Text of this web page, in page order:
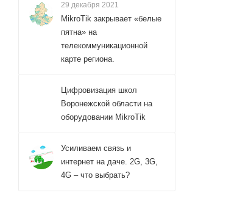
29 декабря 2021
MikroTik закрывает «белые
пятна» на
телекоммуникационной
карте региона.
Цифровизация школ
Воронежской области на
оборудовании MikroTik
Усиливаем связь и
интернет на даче. 2G, 3G,
4G – что выбрать?